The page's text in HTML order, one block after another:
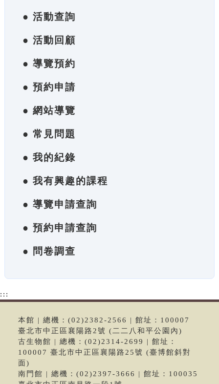
● 活動查詢
● 活動回顧
● 導覽預約
● 預約申請
● 網站導覽
● 常見問題
● 我的紀錄
● 我有興趣的課程
● 導覽申請查詢
● 預約申請查詢
● 問卷調查
:::
本館 | 總機：(02)2382-2566 | 館址：100007
臺北市中正區襄陽路2號 (二二八和平公園內)
古生物館 | 總機：(02)2314-2699 | 館址：
100007 臺北市中正區襄陽路25號 (臺博館斜對
面)
南門館 | 總機：(02)2397-3666 | 館址：100035